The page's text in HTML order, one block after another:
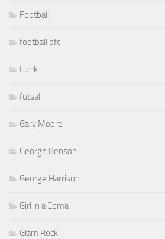
Football
football pfc
Funk
futsal
Gary Moore
George Benson
George Harrison
Girl in a Coma
Glam Rock